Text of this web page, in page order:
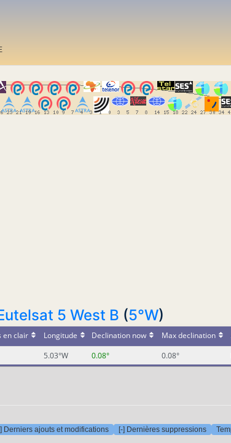
5 West B (5°W)
en clair Longitude Declination now Max declination
5.03°W 0.08° 0.08°
Derniers ajouts et modifications [-] Dernières suppressions